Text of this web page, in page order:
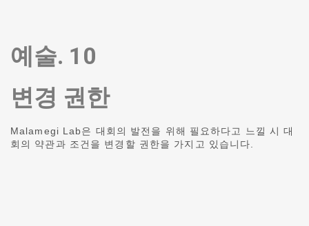
예술. 10
변경 권한
Malamegi Lab은 대회의 발전을 위해 필요하다고 느낄 시 대
회의 약관과 조건을 변경할 권한을 가지고 있습니다.